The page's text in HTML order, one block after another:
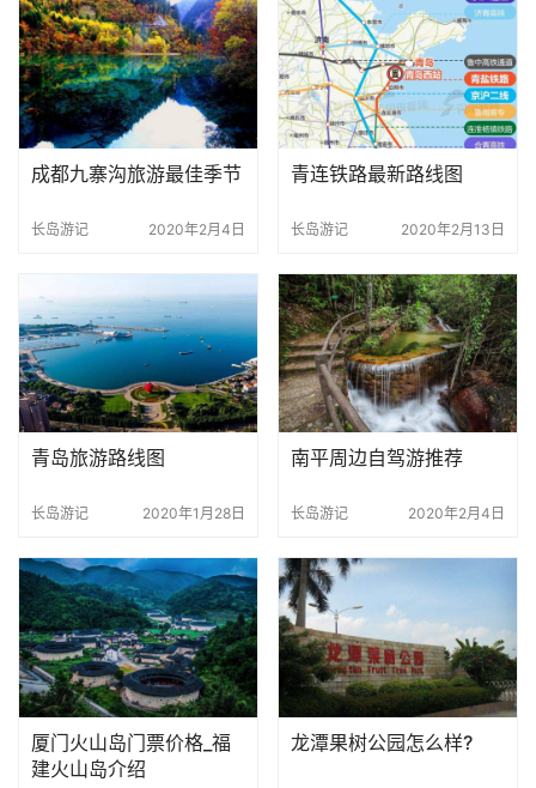
成都九寨沟旅游最佳季节
长岛游记 2020年2月4日
青连铁路最新路线图
长岛游记 2020年2月13日
青岛旅游路线图
长岛游记 2020年1月28日
南平周边自驾游推荐
长岛游记 2020年2月4日
厦门火山岛门票价格_福
建火山岛介绍
龙潭果树公园怎么样?